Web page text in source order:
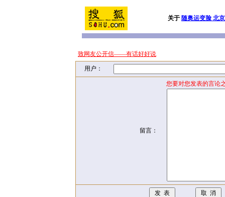
关于 随奥运变脸 北
致网友公开信——有话好好说
用户：
留言：
您要对您发表的言论